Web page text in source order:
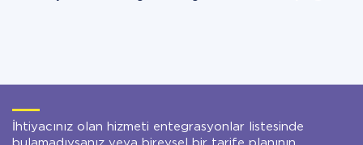
İhtiyacınız olan hizmeti entegrasyonlar listesinde